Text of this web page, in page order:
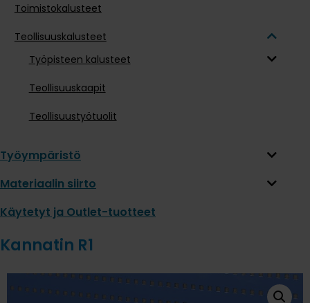
Toimistokalusteet
Teollisuuskalusteet
Työpisteen kalusteet
Teollisuuskaapit
Teollisuustyötuolit
Työympäristö
Materiaalin siirto
Käytetyt ja Outlet-tuotteet
Kannatin R1